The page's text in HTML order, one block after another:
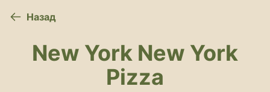
Назад
New York New York
Pizza